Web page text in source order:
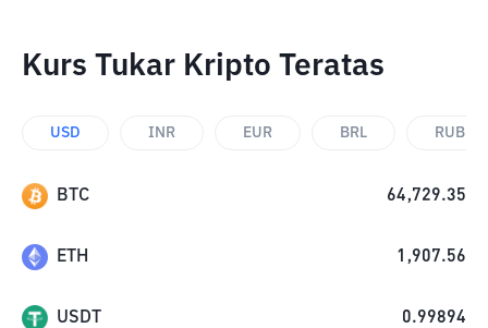
Kurs Tukar Kripto Teratas
USD INR EUR BRL RUB
BTC 64,729.35
ETH 1,907.56
USDT 0.99894